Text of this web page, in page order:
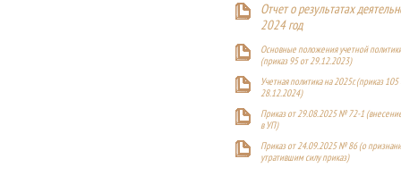
Отчет о результатах
2024 год
Основные положения учетной
(приказ 95 от 29.12.2023)
Учетная политика на 2025г. (приказ 105
28.12.2024)
Приказ от 29.08.2025 № 72-1
в УП)
Приказ от 24.09.2025 № 86 (о
утратившим силу приказ)